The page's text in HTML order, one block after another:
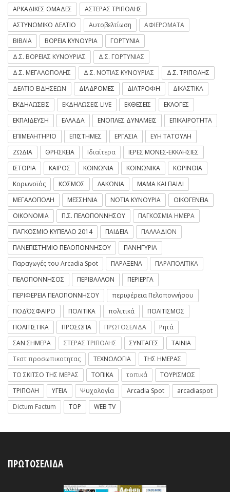
ΑΡΚΑΔΙΚΕΣ ΟΜΑΔΕΣ
ΑΣΤΕΡΑΣ ΤΡΙΠΟΛΗΣ
ΑΣΤΥΝΟΜΙΚΟ ΔΕΛΤΙΟ
Αυτοβελτίωση
ΑΦΙΕΡΩΜΑΤΑ
ΒΙΒΛΙΑ
ΒΟΡΕΙΑ ΚΥΝΟΥΡΙΑ
ΓΟΡΤΥΝΙΑ
Δ.Σ. ΒΟΡΕΙΑΣ ΚΥΝΟΥΡΙΑΣ
Δ.Σ. ΓΟΡΤΥΝΙΑΣ
Δ.Σ. ΜΕΓΑΛΟΠΟΛΗΣ
Δ.Σ. ΝΟΤΙΑΣ ΚΥΝΟΥΡΙΑΣ
Δ.Σ. ΤΡΙΠΟΛΗΣ
ΔΕΛΤΙΟ ΕΙΔΗΣΕΩΝ
ΔΙΑΔΡΟΜΕΣ ΔΙΑΤΡΟΦΗ
ΔΙΚΑΣΤΙΚΑ
ΕΚΔΗΛΩΣΕΙΣ
ΕΚΔΗΛΩΣΕΙΣ LIVE ΕΚΘΕΣΕΙΣ
ΕΚΛΟΓΕΣ
ΕΚΠΑΙΔΕΥΣΗ
ΕΛΛΑΔΑ ΕΝΟΠΛΕΣ ΔΥΝΑΜΕΙΣ
ΕΠΙΚΑΙΡΟΤΗΤΑ
ΕΠΙΜΕΛΗΤΗΡΙΟ
ΕΠΙΣΤΗΜΕΣ ΕΡΓΑΣΙΑ
ΕΥΗ ΤΑΤΟΥΛΗ
ΖΩΔΙΑ
ΘΡΗΣΚΕΙΑ Ιδιαίτερα
ΙΕΡΕΣ ΜΟΝΕΣ-ΕΚΚΛΗΣΙΕΣ
ΙΣΤΟΡΙΑ
ΚΑΙΡΟΣ ΚΟΙΝΩΝΙΑ ΚΟΙΝΩΝΙΚΑ
ΚΟΡΙΝΘΙΑ
Κορωνοϊός
ΚΟΣΜΟΣ ΛΑΚΩΝΙΑ
ΜΑΜΑ ΚΑΙ ΠΑΙΔΙ
ΜΕΓΑΛΟΠΟΛΗ
ΜΕΣΣΗΝΙΑ ΝΟΤΙΑ ΚΥΝΟΥΡΙΑ
ΟΙΚΟΓΕΝΕΙΑ
ΟΙΚΟΝΟΜΙΑ
Π.Σ. ΠΕΛΟΠΟΝΝΗΣΟΥ
ΠΑΓΚΟΣΜΙΑ ΗΜΕΡΑ
ΠΑΓΚΟΣΜΙΟ ΚΥΠΕΛΛΟ 2014
ΠΑΙΔΕΙΑ
ΠΑΛΛΑΔΙΟΝ
ΠΑΝΕΠΙΣΤΗΜΙΟ ΠΕΛΟΠΟΝΝΗΣΟΥ
ΠΑΝΗΓΥΡΙΑ
Παραγωγές του Arcadia Spot
ΠΑΡΑΞΕΝΑ
ΠΑΡΑΠΟΛΙΤΙΚΑ
ΠΕΛΟΠΟΝΝΗΣΟΣ
ΠΕΡΙΒΑΛΛΟΝ
ΠΕΡΙΕΡΓΑ
ΠΕΡΙΦΕΡΕΙΑ ΠΕΛΟΠΟΝΝΗΣΟΥ
περιφέρεια Πελοποννήσου
ΠΟΔΌΣΦΑΙΡΟ
ΠΟΛΙΤΙΚΑ πολιτικά
ΠΟΛΙΤΙΣΜΟΣ
ΠΟΛΙΤΙΣΤΙΚΑ
ΠΡΟΣΩΠΑ ΠΡΩΤΟΣΕΛΙΔΑ
Ρητά
ΣΑΝ ΣΗΜΕΡΑ
ΣΤΕΡΑΣ ΤΡΙΠΟΛΗΣ ΣΥΝΤΑΓΕΣ
ΤΑΙΝΙΑ
Τεστ προσωπικοτητας
ΤΕΧΝΟΛΟΓΙΑ
ΤΗΣ ΗΜΕΡΑΣ
ΤΟ ΣΚΙΤΣΟ ΤΗΣ ΜΕΡΑΣ
ΤΟΠΙΚΑ τοπικά
ΤΟΥΡΙΣΜΟΣ
ΤΡΙΠΟΛΗ
ΥΓΕΙΑ Ψυχολογία Arcadia Spot
arcadiaspot
Dictum Factum
TOP WEB TV
ΠΡΩΤΟΣΕΛΙΔΑ